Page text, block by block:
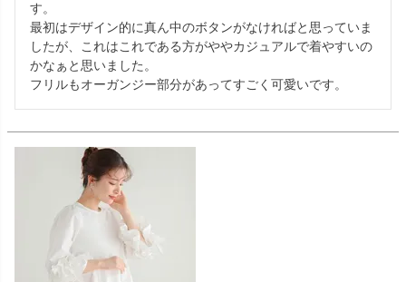
す。
最初はデザイン的に真ん中のボタンがなければと思っていま
したが、これはこれである方がややカジュアルで着やすいの
かなぁと思いました。
フリルもオーガンジー部分があってすごく可愛いです。